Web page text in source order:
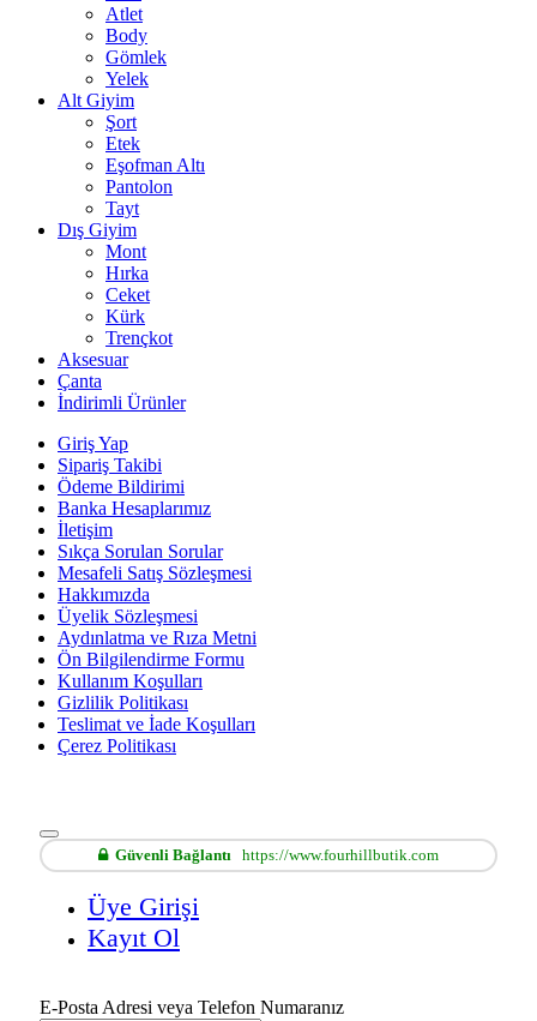
Atlet
Body
Gömlek
Yelek
Alt Giyim
Şort
Etek
Eşofman Altı
Pantolon
Tayt
Dış Giyim
Mont
Hırka
Ceket
Kürk
Trençkot
Aksesuar
Çanta
İndirimli Ürünler
Giriş Yap
Sipariş Takibi
Ödeme Bildirimi
Banka Hesaplarımız
İletişim
Sıkça Sorulan Sorular
Mesafeli Satış Sözleşmesi
Hakkımızda
Üyelik Sözleşmesi
Aydınlatma ve Rıza Metni
Ön Bilgilendirme Formu
Kullanım Koşulları
Gizlilik Politikası
Teslimat ve İade Koşulları
Çerez Politikası
Güvenli Bağlantı https://www.fourhillbutik.com
Üye Girişi
Kayıt Ol
E-Posta Adresi veya Telefon Numaranız